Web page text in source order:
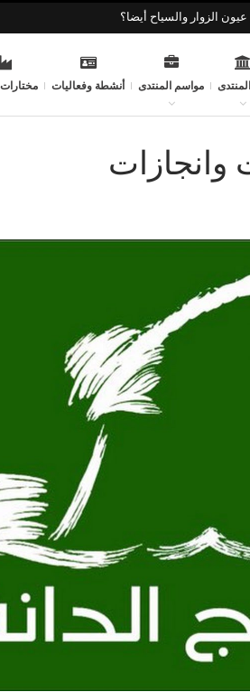
الزوار والسياح أيضا؟
مواسم المنتدى أنشطة وفعاليات مختارات
وانجازات